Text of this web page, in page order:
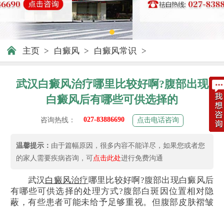
主页 > 白癜风 > 白癜风常识 >
武汉白癜风治疗哪里比较好啊?腹部出现
白癜风后有哪些可供选择的
咨询热线： 027-83886690 点击电话咨询
温馨提示： 由于篇幅原因，很多内容不能详尽，如果您或者您
的家人需要疾病咨询，可点击此处进行免费沟通
武汉白癜风治疗哪里比较好啊?腹部出现白癜风后
有哪些可供选择的处理方式?腹部白斑因位置相对隐
蔽，有些患者可能未给予足够重视。但腹部皮肤褶皱